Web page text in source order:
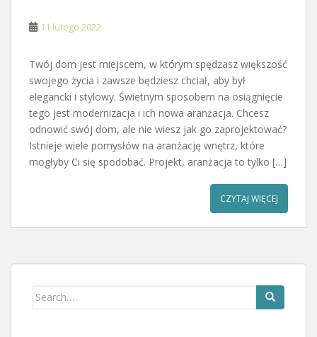
11 lutego 2022
Twój dom jest miejscem, w którym spędzasz większość
swojego życia i zawsze będziesz chciał, aby był
elegancki i stylowy. Świetnym sposobem na osiągnięcie
tego jest modernizacja i ich nowa aranżacja. Chcesz
odnowić swój dom, ale nie wiesz jak go zaprojektować?
Istnieje wiele pomysłów na aranżację wnętrz, które
mogłyby Ci się spodobać. Projekt, aranżacja to tylko […]
CZYTAJ WIĘCEJ
Search